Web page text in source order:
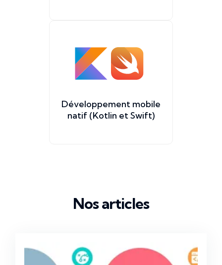
Développement mobile
natif (Kotlin et Swift)
Nos articles